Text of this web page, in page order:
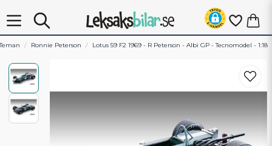
Ronnie Peterson Lotus 59 F2 1969 - R Peterson - Albi GP - Tecnomodel - 1:18